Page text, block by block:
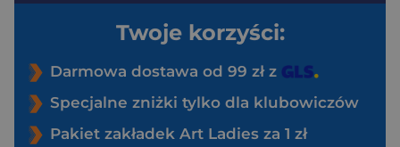
Twoje korzyści:
Darmowa dostawa od 99 zł z
Specjalne zniżki tylko dla klubowiczów
Pakiet zakładek Art Ladies za 1 zł